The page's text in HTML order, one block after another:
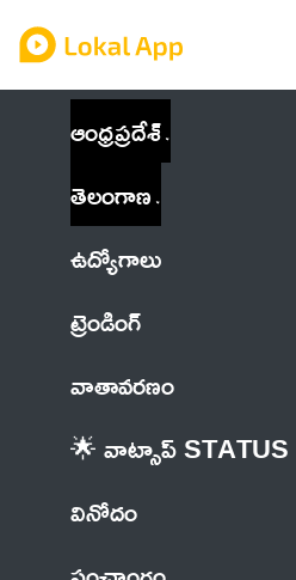
ఆంధ్రప్రదేశ్
తెలంగాణ
ఉద్యోగాలు
ట్రెండింగ్
వాతావరణం
🌟 వాట్సాప్ STATUS
వినోదం